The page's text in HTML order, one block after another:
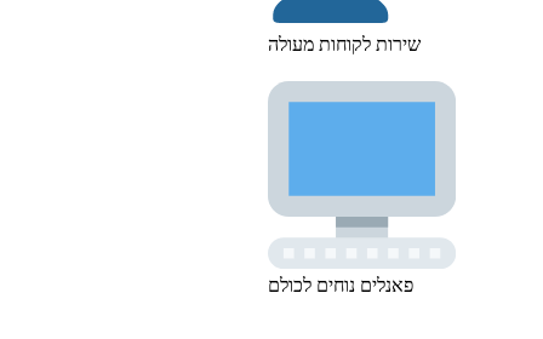
שירות לקוחות מעולה
פאנלים נוחים לכולם